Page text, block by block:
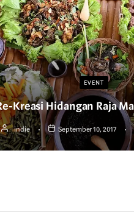
EVENT
Kreasi Hidangan Raja
indie September 10, 2017